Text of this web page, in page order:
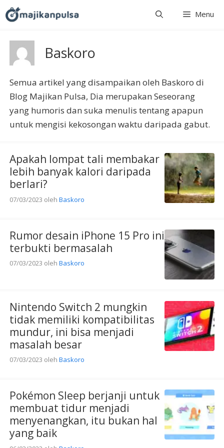
Langsung
ke
Menu
Baskoro
Semua artikel yang disampaikan oleh Baskoro di
Blog Majikan Pulsa, Dia merupakan Seseorang
yang humoris dan suka menulis tentang apapun
untuk mengisi kekosongan waktu daripada gabut.
Apakah lompat tali membakar
lebih banyak kalori daripada
berlari?
07/03/2023 oleh Baskoro
Rumor desain iPhone 15 Pro ini
terbukti bermasalah
07/03/2023 oleh Baskoro
Nintendo Switch 2 mungkin
tidak memiliki kompatibilitas
mundur, ini bisa menjadi
masalah besar
07/03/2023 oleh Baskoro
Pokémon Sleep berjanji untuk
membuat tidur menjadi
menyenangkan, itu bukan hal
yang baik